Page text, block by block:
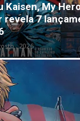
Kaisen, My
revela 7
, 2026